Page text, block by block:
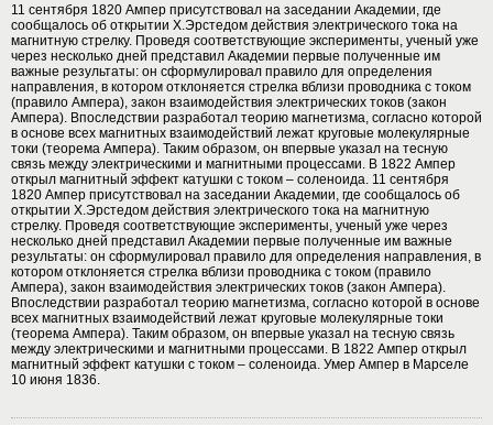
11 сентября 1820 Ампер присутствовал на заседании Академии, где
сообщалось об открытии Х.Эрстедом действия электрического тока на
магнитную стрелку. Проведя соответствующие эксперименты, ученый уже
через несколько дней представил Академии первые полученные им
важные результаты: он сформулировал правило для определения
направления, в котором отклоняется стрелка вблизи проводника с током
(правило Ампера), закон взаимодействия электрических токов (закон
Ампера). Впоследствии разработал теорию магнетизма, согласно которой
в основе всех магнитных взаимодействий лежат круговые молекулярные
токи (теорема Ампера). Таким образом, он впервые указал на тесную
связь между электрическими и магнитными процессами. В 1822 Ампер
открыл магнитный эффект катушки с током – соленоида. 11 сентября
1820 Ампер присутствовал на заседании Академии, где сообщалось об
открытии Х.Эрстедом действия электрического тока на магнитную
стрелку. Проведя соответствующие эксперименты, ученый уже через
несколько дней представил Академии первые полученные им важные
результаты: он сформулировал правило для определения направления, в
котором отклоняется стрелка вблизи проводника с током (правило
Ампера), закон взаимодействия электрических токов (закон Ампера).
Впоследствии разработал теорию магнетизма, согласно которой в основе
всех магнитных взаимодействий лежат круговые молекулярные токи
(теорема Ампера). Таким образом, он впервые указал на тесную связь
между электрическими и магнитными процессами. В 1822 Ампер открыл
магнитный эффект катушки с током – соленоида. Умер Ампер в Марселе
10 июня 1836.